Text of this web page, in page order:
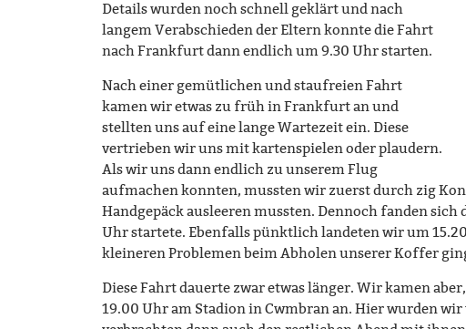
Details wurden noch schnell geklärt und nach
langem Verabschieden der Eltern konnte die Fahrt
nach Frankfurt dann endlich um 9.30 Uhr starten.
Nach einer gemütlichen und staufreien Fahrt
kamen wir etwas zu früh in Frankfurt an und
stellten uns auf eine lange Wartezeit ein. Diese
vertrieben wir uns mit kartenspielen oder plaudern.
Als wir uns dann endlich zu unserem Flug
aufmachen konnten, mussten wir zuerst durch zig
Handgepäck ausleeren mussten. Dennoch fanden
Uhr startete. Ebenfalls pünktlich landeten wir um
kleineren Problemen beim Abholen unserer Koffer
Diese Fahrt dauerte zwar etwas länger. Wir kamen
19.00 Uhr am Stadion in Cwmbran an. Hier wurden